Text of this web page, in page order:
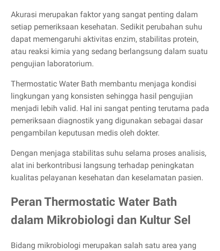
Akurasi merupakan faktor yang sangat penting dalam
setiap pemeriksaan kesehatan. Sedikit perubahan suhu
dapat memengaruhi aktivitas enzim, stabilitas protein,
atau reaksi kimia yang sedang berlangsung dalam suatu
pengujian laboratorium.
Thermostatic Water Bath membantu menjaga kondisi
lingkungan yang konsisten sehingga hasil pengujian
menjadi lebih valid. Hal ini sangat penting terutama pada
pemeriksaan diagnostik yang digunakan sebagai dasar
pengambilan keputusan medis oleh dokter.
Dengan menjaga stabilitas suhu selama proses analisis,
alat ini berkontribusi langsung terhadap peningkatan
kualitas pelayanan kesehatan dan keselamatan pasien.
Peran Thermostatic Water Bath
dalam Mikrobiologi dan Kultur Sel
Bidang mikrobiologi merupakan salah satu area yang